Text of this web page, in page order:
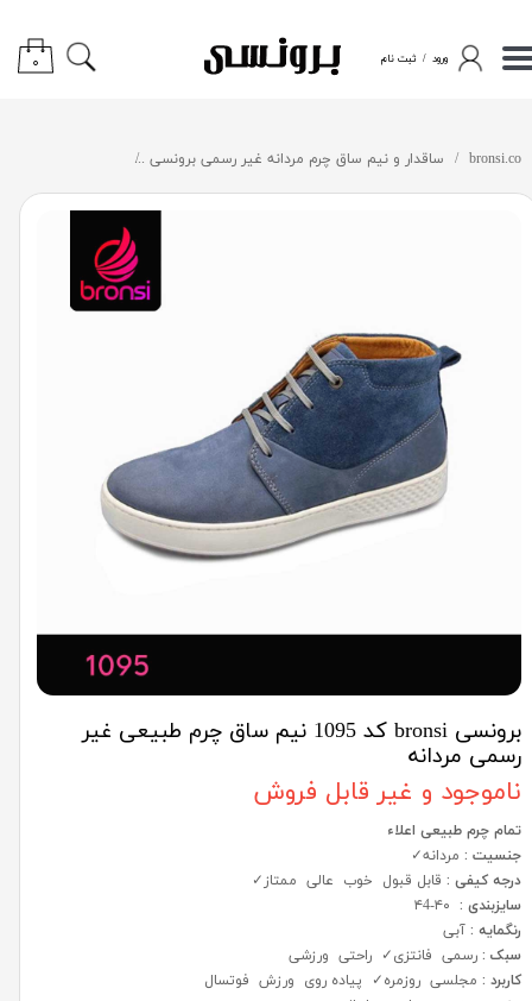
ورود / ثبت نام
حساب کاربری من
سفارشات
۰
bronsi.co ساقدار و نیم ساق چرم مردانه غیر رسمی برونسی
برونسی bronsi کد 1095 نیم ساق چرم طبیعی غیر
رسمی مردانه
ناموجود و غیر قابل فروش
تمام چرم طبیعی اعلاء
جنسیت : مردانه✓
درجه کیفی : قابل قبول خوب عالی ممتاز✓
سایزبندی : ۴۰-۴4
رنگمایه :آبی
سبک :رسمی فانتزی✓ راحتی ورزشی
کاربرد : مجلسی روزمره✓ پیاده روی ورزش فوتسال